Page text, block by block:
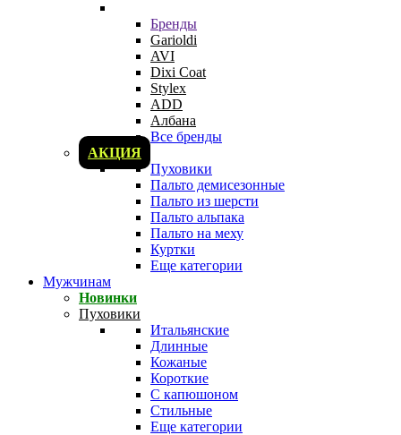
Бренды
Garioldi
AVI
Dixi Coat
Stylex
ADD
Албана
Все бренды
АКЦИЯ
Пуховики
Пальто демисезонные
Пальто из шерсти
Пальто альпака
Пальто на меху
Куртки
Еще категории
Мужчинам
Новинки
Пуховики
Итальянские
Длинные
Кожаные
Короткие
С капюшоном
Стильные
Еще категории